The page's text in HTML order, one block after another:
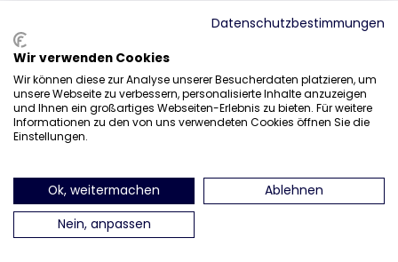
find us on Instagram
find us on Facebook
find us on Pinterest
find us on
Datenschutzbestimmungen
Wir verwenden Cookies
Wir können diese zur Analyse unserer Besucherdaten platzieren, um
unsere Webseite zu verbessern, personalisierte Inhalte anzuzeigen
und Ihnen ein großartiges Webseiten-Erlebnis zu bieten. Für weitere
Informationen zu den von uns verwendeten Cookies öffnen Sie die
Einstellungen.
Ok, weitermachen
Ablehnen
Nein, anpassen